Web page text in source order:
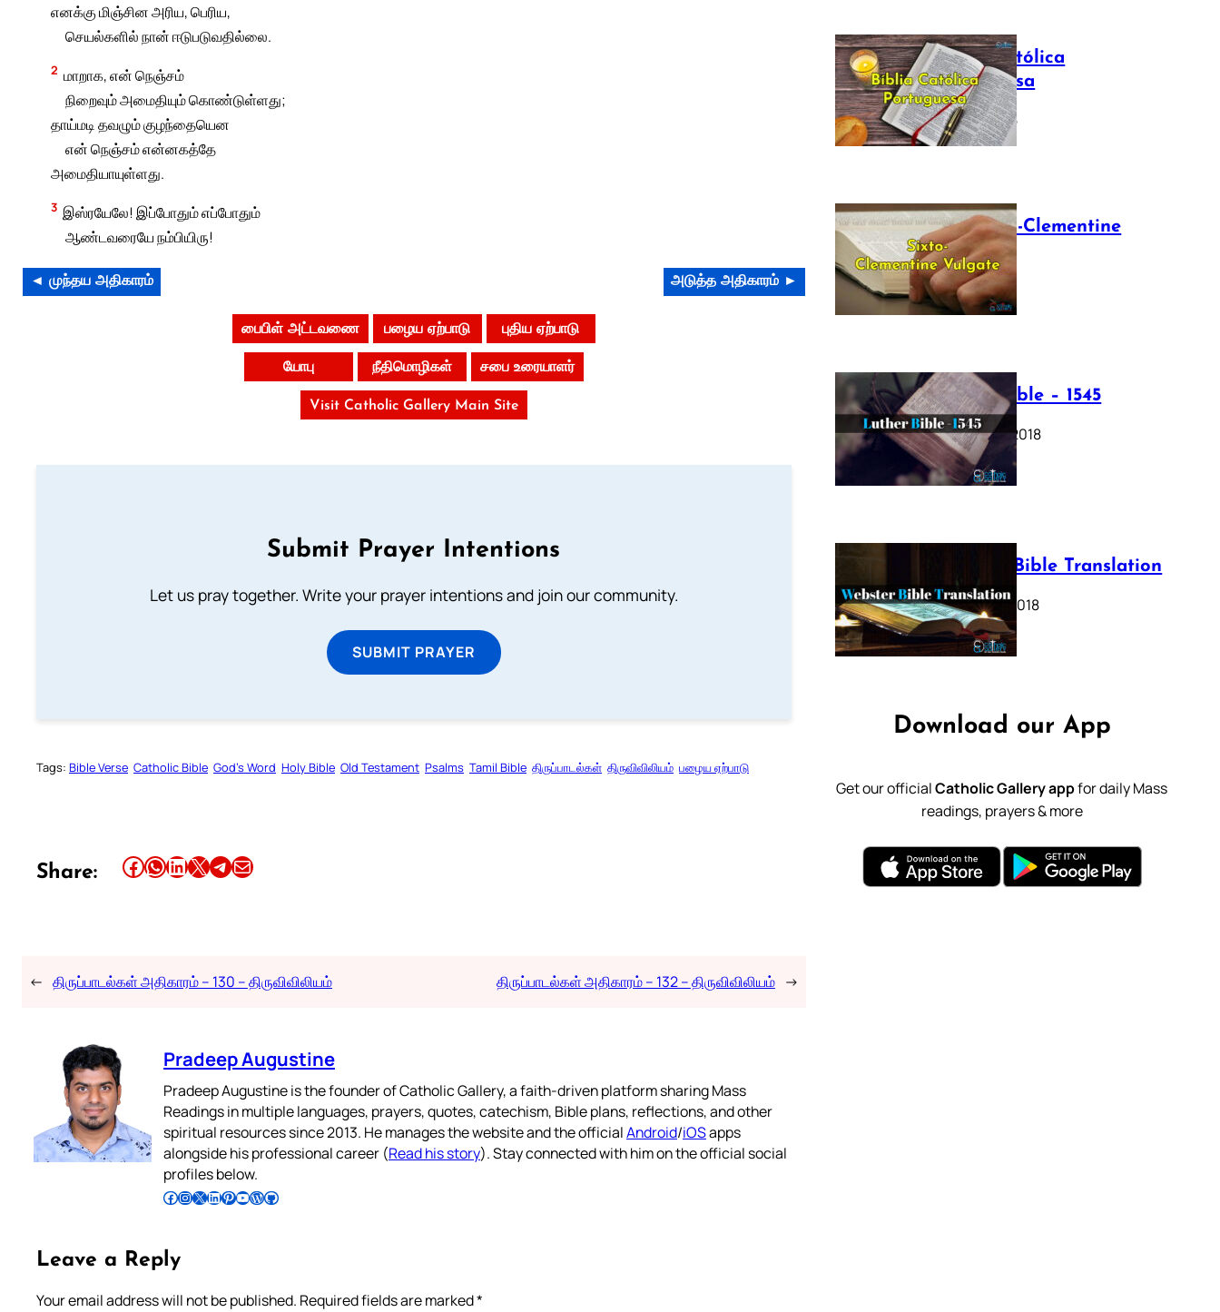
எனக்கு மிஞ்சின அரிய, பெரிய,
செயல்களில் நான் ஈடுபடுவதில்லை.
2 மாறாக, என் நெஞ்சம்
நிறைவும் அமைதியும் கொண்டுள்ளது;
தாய்மடி தவழும் குழந்தையென
என் நெஞ்சம் என்னகத்தே
அமைதியாயுள்ளது.
3 இஸ்ரயேலே! இப்போதும் எப்போதும்
ஆண்டவரையே நம்பியிரு!
◄ முந்தய அதிகாரம் அடுத்த அதிகாரம் ►
பைபிள் அட்டவணை பழைய ஏற்பாடு புதிய ஏற்பாடு
யோபு நீதிமொழிகள் சபை உரையாளர்
Visit Catholic Gallery Main Site
Submit Prayer Intentions
Let us pray together. Write your prayer intentions and join our community.
SUBMIT PRAYER
Tags: Bible Verse Catholic Bible God’s Word Holy Bible Old Testament Psalms Tamil Bible திருப்பாடல்கள் திருவிவிலியம் பழைய ஏற்பாடு
Share: Share this article on Facebook Share this article on WhatsApp Share this article on LinkedIn Share this article on X Share this article on TelegramEmail this Article
← திருப்பாடல்கள் அதிகாரம் – 130 – திருவிவிலியம் திருப்பாடல்கள் அதிகாரம் – 132 – திருவிவிலியம் →
Pradeep Augustine
Pradeep Augustine is the founder of Catholic Gallery, a faith-driven platform sharing Mass
Readings in multiple languages, prayers, quotes, catechism, Bible plans, reflections, and other
spiritual resources since 2013. He manages the website and the officialAndroid/iOSapps
alongside his professional career (Read his story). Stay connected with him on the official social
profiles below.
Follow Pradeep on Facebook Follow Pradeep on InstagramFollow Pradeep on X Follow Pradeep on LinkedIn Follow Pradeep on Pinterest Subscribe to Pradeep’s Youtube Channel Follow Pradeep on WordPress Follow Pradeep on GitHub
Leave a Reply
Your email address will not be published. Required fields are marked*
Bíblia Católica
Portuguesa
July 16, 2025
The Sixto-Clementine
Vulgate
July 12, 2025
Luther Bible – 1545
October 17, 2018
Webster Bible Translation
October 11, 2018
Download our App
Get our officialCatholic Gallery appfor daily Mass
readings, prayers & more